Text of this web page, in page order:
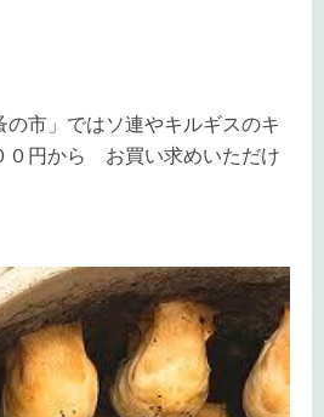
の市」ではソ連やキルギスのキ
０円から お買い求めいただけ